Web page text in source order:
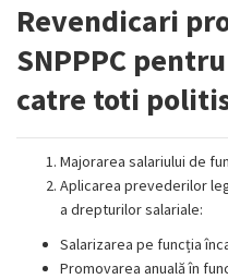
Revendicari
SNPPPC
catre toti
Majorarea salariului de
Aplicarea prevederilor
a drepturilor salariale:
Salarizarea pe funcția
Promovarea anuală în